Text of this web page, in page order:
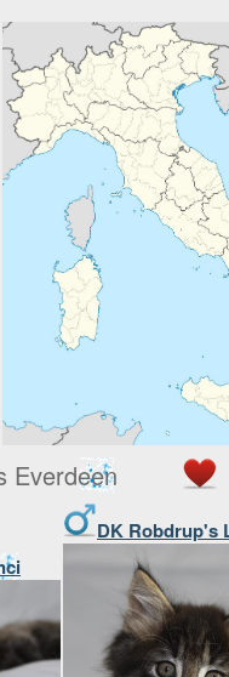
Everdeen
DK Robdrup's